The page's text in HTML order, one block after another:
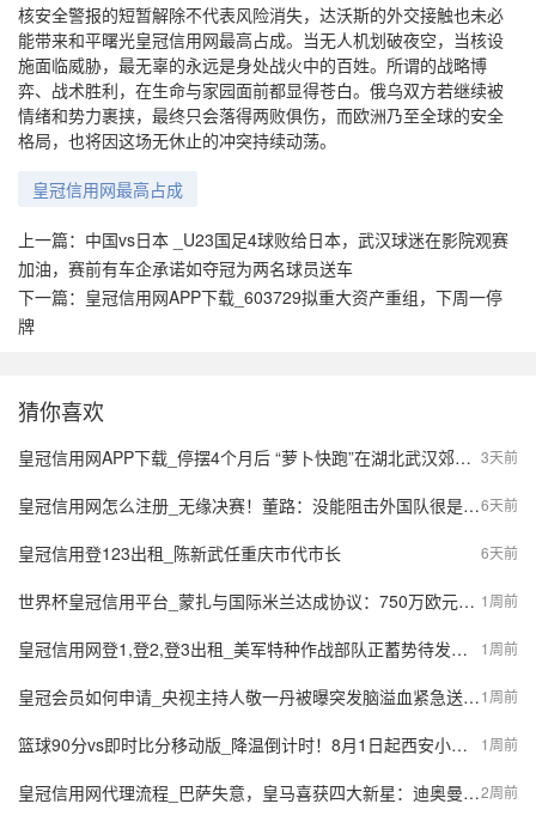
核安全警报的短暂解除不代表风险消失，达沃斯的外交接触也未必
能带来和平曙光皇冠信用网最高占成。当无人机划破夜空，当核设
施面临威胁，最无辜的永远是身处战火中的百姓。所谓的战略博
弈、战术胜利，在生命与家园面前都显得苍白。俄乌双方若继续被
情绪和势力裹挟，最终只会落得两败俱伤，而欧洲乃至全球的安全
格局，也将因这场无休止的冲突持续动荡。
皇冠信用网最高占成
上一篇： 中国vs日本 _U23国足4球败给日本，武汉球迷在影院观赛
加油，赛前有车企承诺如夺冠为两名球员送车
下一篇： 皇冠信用网APP下载_603729拟重大资产重组，下周一停
牌
猜你喜欢
3天前
皇冠信用网APP下载_停摆4个月后 “萝卜快跑”在湖北武汉郊区重新接单，多名本地用户发帖称重新叫到车
6天前
皇冠信用网怎么注册_无缘决赛！董路：没能阻击外国队很是自责，孩子们尽力了责任在我
6天前
皇冠信用登123出租_陈新武任重庆市代市长
1周前
世界杯皇冠信用平台_蒙扎与国际米兰达成协议：750万欧元签下阿金桑米罗，10%二转分成成亮点
1周前
皇冠信用网登1,登2,登3出租_美军特种作战部队正蓄势待发，派数千美军入境伊朗，强行夺取9吨铀浓缩？
1周前
皇冠会员如何申请_央视主持人敬一丹被曝突发脑溢血紧急送医，最新公众号置顶评论回应：不信谣，不传谣
1周前
篮球90分vs即时比分移动版_降温倒计时！8月1日起西安小到中雨，陕西局地大到暴雨，气象预报→
2周前
皇冠信用网代理流程_巴萨失意，皇马喜获四大新星：迪奥曼德、B席、库库雷利亚与邓弗里斯的转会内幕